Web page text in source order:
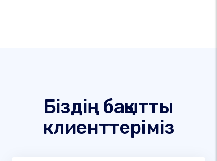
Біздің бақытты
клиенттеріміз